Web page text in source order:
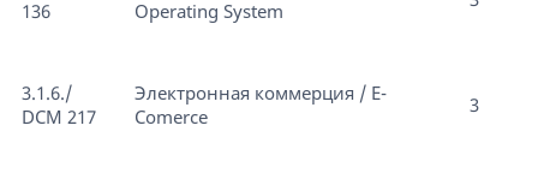
136
Operating System
3.1.6./
DCM 217
Электронная коммерция / E-
Comerce
3